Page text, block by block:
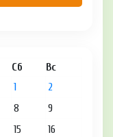
Сб Вс
1
2
8
9
15
16